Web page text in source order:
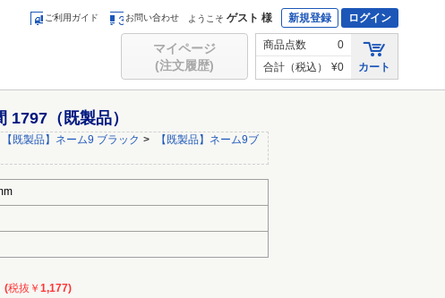
ご利用ガイド お問い合わせ ようこそ ゲスト 様 新規登録 ログイン
マイページ
(注文履歴)
商品点数
0
合計（税込）
¥0 カート
1797（既製品）
既製品】ネーム9 ブラック >
【既製品】ネーム9ブ
(税抜￥1,177)